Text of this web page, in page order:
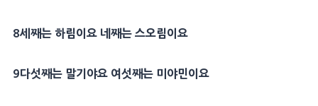
8세째는 하림이요 네째는 스오림이요
9다섯째는 말기야요 여섯째는 미야민이요